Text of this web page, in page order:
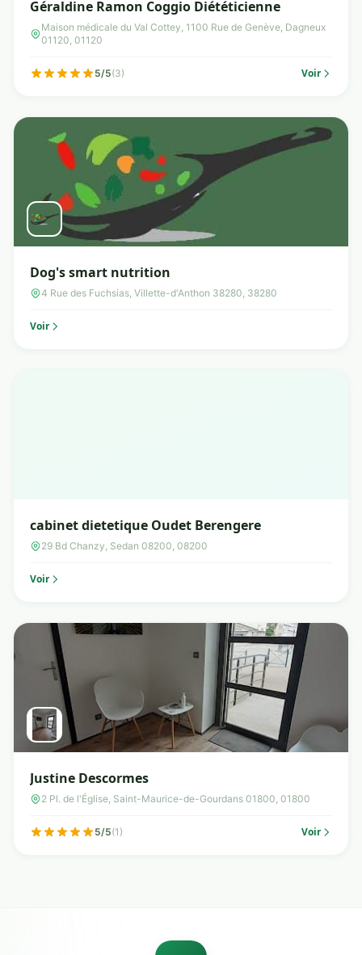
Géraldine Ramon Coggio Diététicienne
Maison médicale du Val Cottey, 1100 Rue de Genève, Dagneux
01120, 01120
5/5(3) Voir
Dog's smart nutrition
4 Rue des Fuchsias, Villette-d'Anthon 38280, 38280
Voir
cabinet dietetique Oudet Berengere
29 Bd Chanzy, Sedan 08200, 08200
Voir
Justine Descormes
2 Pl. de l'Église, Saint-Maurice-de-Gourdans 01800, 01800
5/5(1) Voir